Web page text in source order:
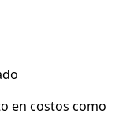
en costos como